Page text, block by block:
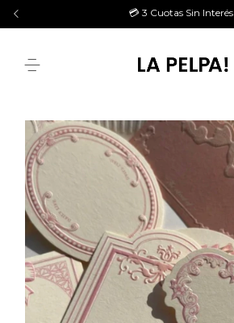
💳 3 Cuotas Sin Interés